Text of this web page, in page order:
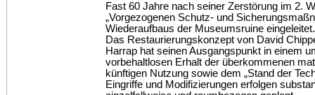
Fast 60 Jahre nach seiner Zerstörung im 2.
„Vorgezogenen Schutz- und
Wiederaufbaus der Museumsruine eingeleitet.
Das Restaurierungskonzept von David
Harrap hat seinen Ausgangspunkt in einem
vorbehaltlosen Erhalt der überkommenen
künftigen Nutzung sowie dem „Stand der
Eingriffe und Modifizierungen erfolgen